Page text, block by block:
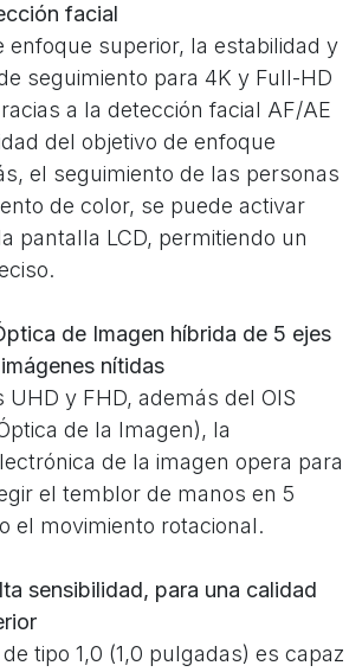
facial
enfoque superior, la estabilidad y
seguimiento para 4K y Full-HD
a la detección facial AF/AE
del objetivo de enfoque
el seguimiento de las personas
de color, se puede activar
pantalla LCD, permitiendo un
de Imagen híbrida de 5 ejes
nítidas
UHD y FHD, además del OIS
de la Imagen), la
de la imagen opera para
el temblor de manos en 5
el movimiento rotacional.
sensibilidad, para una calidad
tipo 1,0 (1,0 pulgadas) es capaz